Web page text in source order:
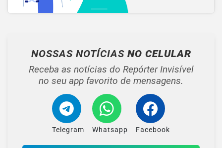
NOSSAS NOTÍCIAS NO CELULAR
Receba as notícias do Repórter Invisível
no seu app favorito de mensagens.
Telegram Whatsapp Facebook